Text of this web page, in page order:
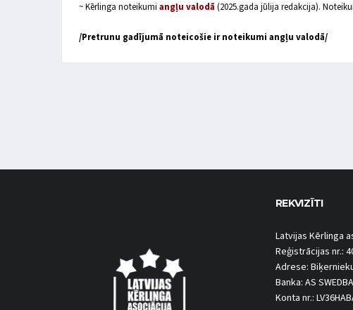
~ Kērlinga noteikumi angļu valodā (2025.gada jūlija redakcija).
/Pretrunu gadījumā noteicošie ir noteikumi angļu valodā/
REKVIZĪTI
Latvijas Kērlinga
Reģistrācijas nr.:
Adrese:
Banka: AS
Konta nr.: